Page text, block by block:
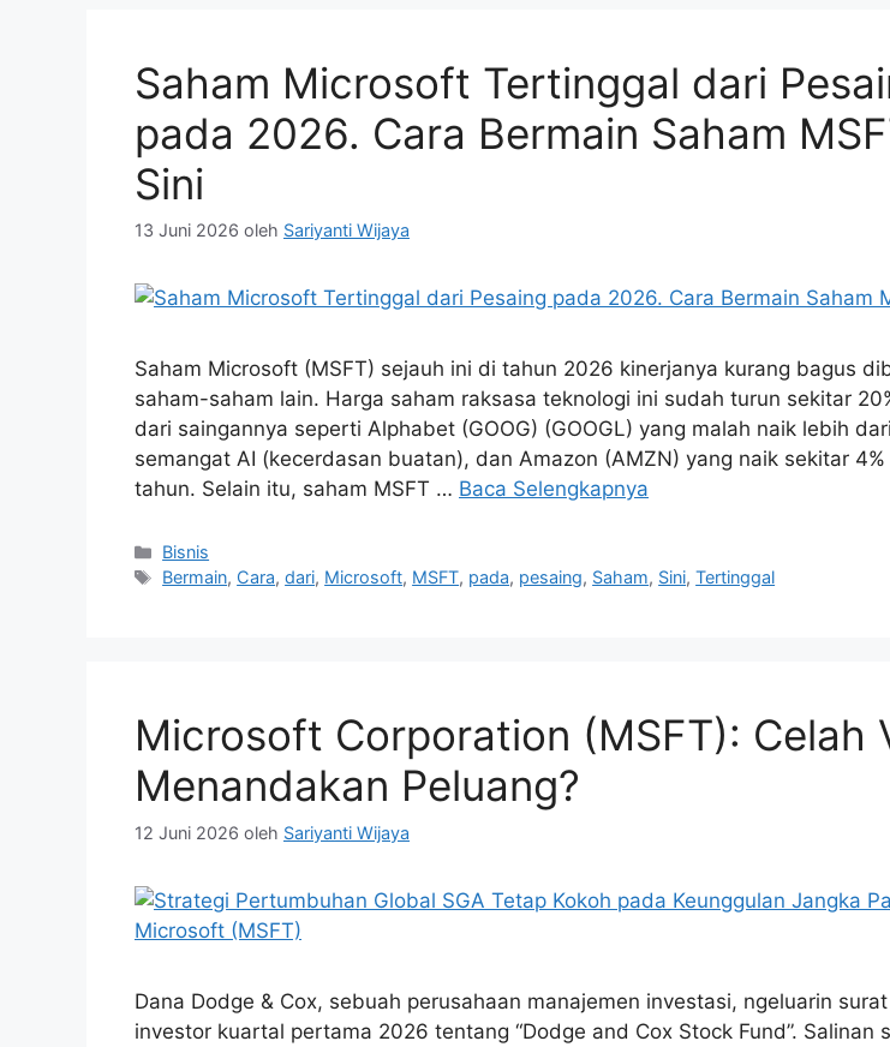
Saham Microsoft Tertinggal dari
pada 2026. Cara Bermain Saham
Sini
13 Juni 2026 oleh Sariyanti Wijaya
Saham Microsoft (MSFT) sejauh ini di tahun 2026 kinerjanya kurang bagus
saham-saham lain. Harga saham raksasa teknologi ini sudah turun sekitar
dari saingannya seperti Alphabet (GOOG) (GOOGL) yang malah naik lebih
semangat AI (kecerdasan buatan), dan Amazon (AMZN) yang naik sekitar
tahun. Selain itu, saham MSFT … Baca Selengkapnya
Kategori
Bisnis
Tag
Bermain, Cara,dari, Microsoft, MSFT, pada, pesaing, Saham, Sini,Tertinggal
Microsoft Corporation (MSFT): Celah
Menandakan Peluang?
12 Juni 2026 oleh Sariyanti Wijaya
Dana Dodge & Cox, sebuah perusahaan manajemen investasi, ngeluarin
investor kuartal pertama 2026 tentang “Dodge and Cox Stock Fund”. Salinan